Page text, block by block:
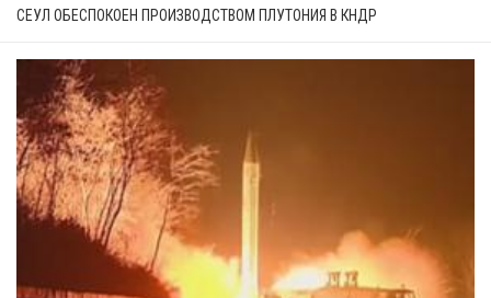
СЕУЛ ОБЕСПОКОЕН ПРОИЗВОДСТВОМ ПЛУТОНИЯ В КНДР